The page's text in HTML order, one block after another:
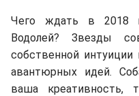
Чего ждать в 2018
Водолей? Звезды
собственной
авантюрных идей.
ваша креативность,